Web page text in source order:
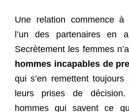
Une relation commence à
l’un des partenaires en
Secrètement les femmes
hommes incapables de
qui s’en remettent
leurs prises de
hommes qui savent ce